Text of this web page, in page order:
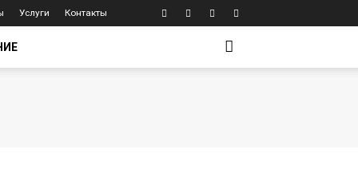
Услуги Контакты